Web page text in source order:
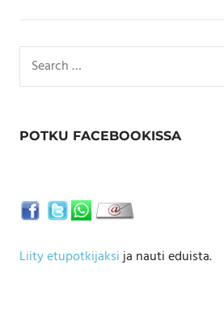
for:
POTKU FACEBOOKISSA
Liity etupotkijaksija nauti eduista.